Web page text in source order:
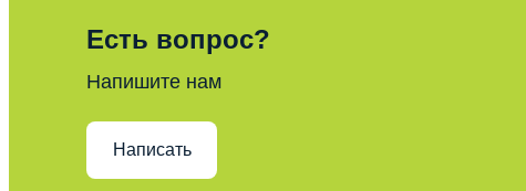
Есть вопрос?
Напишите нам
Написать